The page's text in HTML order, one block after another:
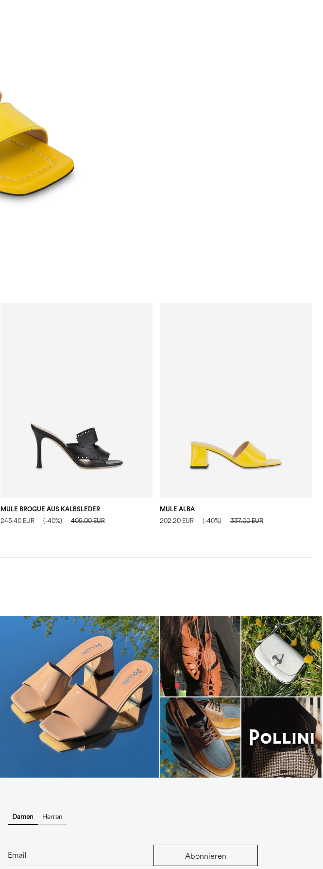
MULE BROGUE AUS KALBSLEDER
245.40 EUR (-40%) 409.00 EUR
MULE ALBA
202.20 EUR (-40%) 337.00 EUR
The most-wanted mules and sandals are now on
sale. ...
Damen Herren
Abonnieren